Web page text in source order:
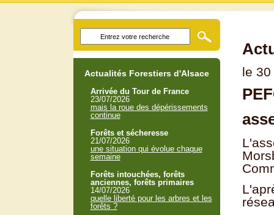
le 30
Actualités Forestiers d'Alsace
Arrivée du Tour de France
23/07/2026
mais la roue des dépérissements
continue
Forêts et sécheresse
21/07/2026
une situation qui évolue chaque
semaine
Forêts intouchées, forêts
anciennes, forêts primaires
14/07/2026
quelle liberté pour les arbres et les
forêts ?